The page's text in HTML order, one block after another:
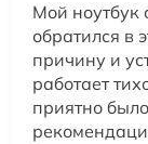
Мой ноутбук
обратился в
причину и
работает
приятно